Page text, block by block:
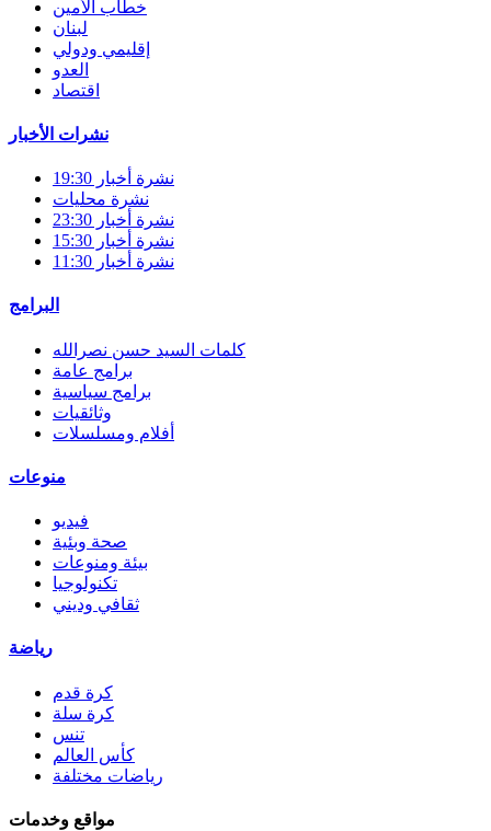
خطاب الأمين
لبنان
إقليمي ودولي
العدو
اقتصاد
نشرات الأخبار
نشرة أخبار 19:30
نشرة محليات
نشرة أخبار 23:30
نشرة أخبار 15:30
نشرة أخبار 11:30
البرامج
كلمات السيد حسن نصرالله
برامج عامة
برامج سياسية
وثائقيات
أفلام ومسلسلات
منوعات
فيديو
صحة وبئية
بيئة ومنوعات
تكنولوجيا
ثقافي وديني
رياضة
كرة قدم
كرة سلة
تنس
كأس العالم
رياضات مختلفة
مواقع وخدمات